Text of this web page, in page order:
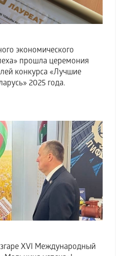
экономического
прошла церемония
конкурса «Лучшие
2025 года.
XVI Международный